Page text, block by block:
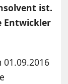
ist.
Entwickler
01.09.2016